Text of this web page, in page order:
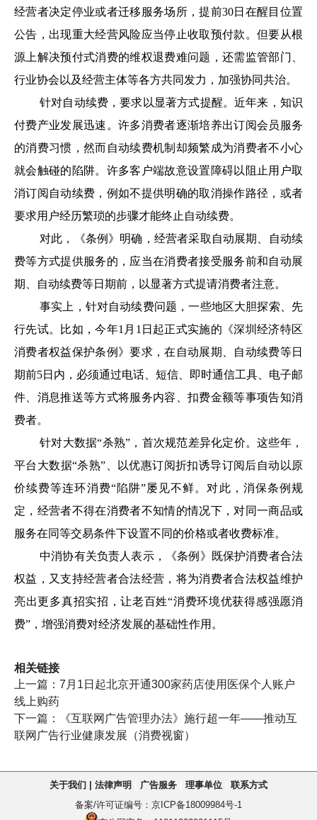
经营者决定停业或者迁移服务场所，提前30日在醒目位置
公告，出现重大经营风险应当停止收取预付款。但要从根
源上解决预付式消费的维权退费难问题，还需监管部门、
行业协会以及经营主体等各方共同发力，加强协同共治。
针对自动续费，要求以显著方式提醒。近年来，知识
付费产业发展迅速。许多消费者逐渐培养出订阅会员服务
的消费习惯，然而自动续费机制却频繁成为消费者不小心
就会触碰的陷阱。许多客户端故意设置障碍以阻止用户取
消订阅自动续费，例如不提供明确的取消操作路径，或者
要求用户经历繁琐的步骤才能终止自动续费。
对此，《条例》明确，经营者采取自动展期、自动续
费等方式提供服务的，应当在消费者接受服务前和自动展
期、自动续费等日期前，以显著方式提请消费者注意。
事实上，针对自动续费问题，一些地区大胆探索、先
行先试。比如，今年1月1日起正式实施的《深圳经济特区
消费者权益保护条例》要求，在自动展期、自动续费等日
期前5日内，必须通过电话、短信、即时通信工具、电子邮
件、消息推送等方式将服务内容、扣费金额等事项告知消
费者。
针对大数据“杀熟”，首次规范差异化定价。这些年，
平台大数据“杀熟”、以优惠订阅折扣诱导订阅后自动以原
价续费等连环消费“陷阱”屡见不鲜。对此，消保条例规
定，经营者不得在消费者不知情的情况下，对同一商品或
服务在同等交易条件下设置不同的价格或者收费标准。
中消协有关负责人表示，《条例》既保护消费者合法
权益，又支持经营者合法经营，将为消费者合法权益维护
亮出更多真招实招，让老百姓“消费环境优获得感强愿消
费”，增强消费对经济发展的基础性作用。
相关链接
上一篇： 7月1日起北京开通300家药店使用医保个人账户
线上购药
下一篇：
《互联网广告管理办法》施行超一年——推动互
联网广告行业健康发展（消费视窗）
关于我们 法律声明 广告服务 理事单位
联系方式
备案/许可证编号： 京ICP备18009984号-1